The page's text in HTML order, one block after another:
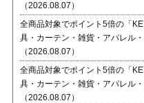
（2026.08.07）
全商品対象でポイント5倍の「
具・カーテン・雑貨・アパレル
（2026.08.07）
全商品対象でポイント5倍の「
具・カーテン・雑貨・アパレル
（2026.08.07）